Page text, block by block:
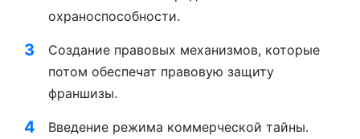
охраноспособности.
Создание правовых механизмов, которые
потом обеспечат правовую защиту
франшизы.
Введение режима коммерческой тайны.